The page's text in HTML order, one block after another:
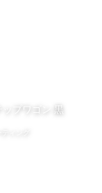
プワゴン 黒